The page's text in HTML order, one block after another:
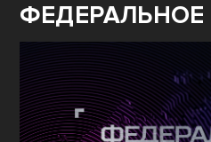
ФЕДЕРАЛЬНОЕ